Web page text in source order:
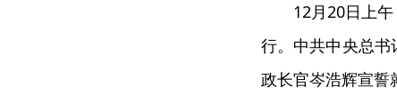
12月20日上午
行。中共中央总
政长官岑浩辉宣誓